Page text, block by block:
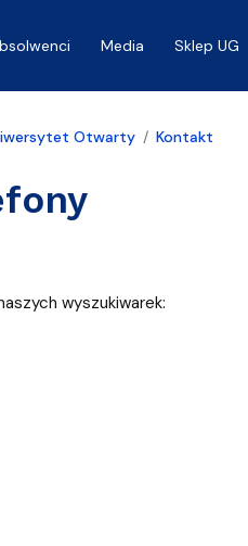
Media Sklep UG
Otwarty Kontakt
wyszukiwarek: